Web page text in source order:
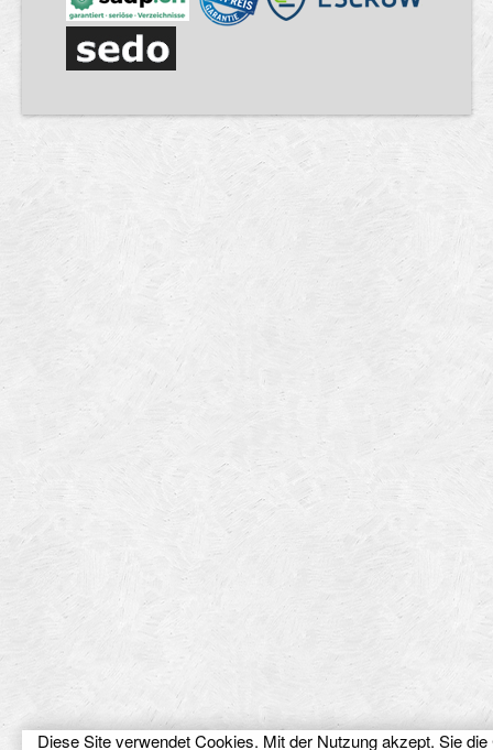
Diese Site verwendet Cookies. Mit der Nutzung akzept. Sie die